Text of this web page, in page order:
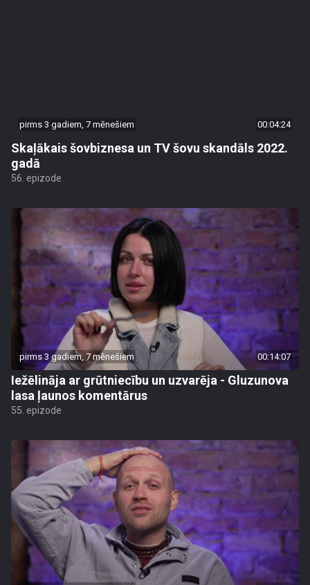
pirms 3 gadiem, 7 mēnešiem 00:04:24
Skaļākais šovbiznesa un TV šovu skandāls 2022.
gadā
56. epizode
pirms 3 gadiem, 7 mēnešiem 00:14:07
Iežēlināja ar grūtniecību un uzvarēja - Gluzunova
lasa ļaunos komentārus
55. epizode